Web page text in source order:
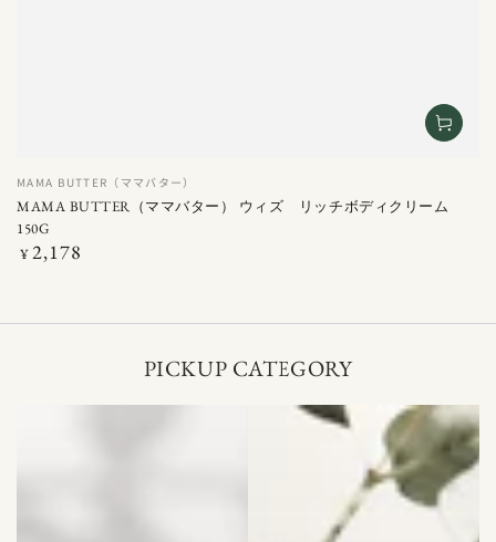
ベ
ン
ダ
ー
MAMA BUTTER（ママバター）
MAMA BUTTER（ママバター） ウィズ リッチボディクリーム
150G
定
¥2,178
PICKUP CATEGORY